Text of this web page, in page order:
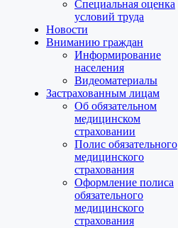
Специальная оценка
условий труда
Новости
Вниманию граждан
Информирование
населения
Видеоматериалы
Застрахованным лицам
Об обязательном
медицинском
страховании
Полис обязательного
медицинского
страхования
Оформление полиса
обязательного
медицинского
страхования